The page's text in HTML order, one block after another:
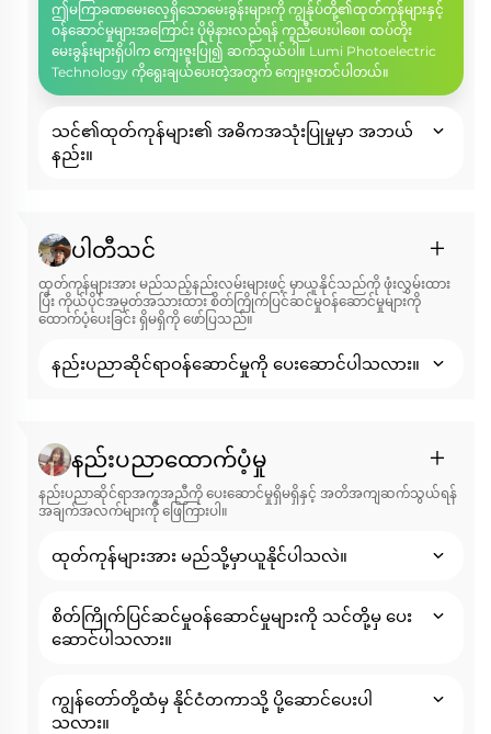
ဤမကြာခဏမေးလေ့ရှိသောမေးခွန်းများကို ကျွန်ုပ်တို့၏ထုတ်ကုန်များနှင့်
ဝန်ဆောင်မှုများအကြောင်း ပိုမိုနားလည်ရန် ကူညီပေးပါစေ။ ထပ်တိုး
မေးခွန်းများရှိပါက ကျေးဇူးပြု၍ ဆက်သွယ်ပါ။ Lumi Photoelectric
Technology ကိုရွေးချယ်ပေးတဲ့အတွက် ကျေးဇူးတင်ပါတယ်။
သင်၏ထုတ်ကုန်များ၏ အဓိကအသုံးပြုမှုမှာ အဘယ်
နည်း။
ပါတီသင်
ထုတ်ကုန်များအား မည်သည့်နည်းလမ်းများဖင့် မှာယူနိုင်သည်ကို ဖုံးလွှမ်းထား
ပြီး ကိုယ်ပိုင်အမှတ်အသားထား စိတ်ကြိုက်ပြင်ဆင်မှုဝန်ဆောင်မှုများကို
ထောက်ပံ့ပေးခြင်း ရှိမရှိကို ဖော်ပြသည်။
နည်းပညာဆိုင်ရာဝန်ဆောင်မှုကို ပေးဆောင်ပါသလား။
နည်းပညာထောက်ပံ့မှု
နည်းပညာဆိုင်ရာအကူအညီကို ပေးဆောင်မှုရှိမရှိနှင့် အတိအကျဆက်သွယ်ရန်
အချက်အလက်များကို ဖြေကြားပါ။
ထုတ်ကုန်များအား မည်သို့မှာယူနိုင်ပါသလဲ။
စိတ်ကြိုက်ပြင်ဆင်မှုဝန်ဆောင်မှုများကို သင်တို့မှ ပေး
ဆောင်ပါသလား။
ကျွန်တော်တို့ထံမှ နိုင်ငံတကာသို့ ပို့ဆောင်ပေးပါ
သလား။